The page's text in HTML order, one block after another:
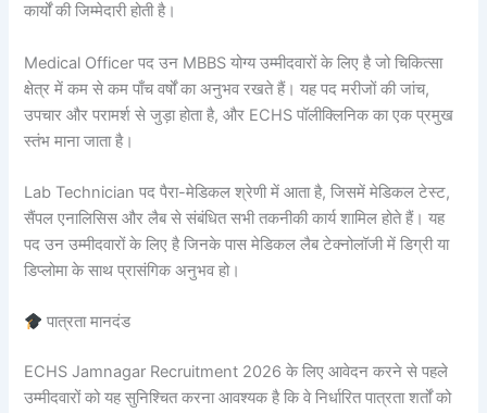
कार्यों की जिम्मेदारी होती है।
Medical Officer पद उन MBBS योग्य उम्मीदवारों के लिए है जो चिकित्सा
क्षेत्र में कम से कम पाँच वर्षों का अनुभव रखते हैं। यह पद मरीजों की जांच,
उपचार और परामर्श से जुड़ा होता है, और ECHS पॉलीक्लिनिक का एक प्रमुख
स्तंभ माना जाता है।
Lab Technician पद पैरा-मेडिकल श्रेणी में आता है, जिसमें मेडिकल टेस्ट,
सैंपल एनालिसिस और लैब से संबंधित सभी तकनीकी कार्य शामिल होते हैं। यह
पद उन उम्मीदवारों के लिए है जिनके पास मेडिकल लैब टेक्नोलॉजी में डिग्री या
डिप्लोमा के साथ प्रासंगिक अनुभव हो।
पात्रता मानदंड
ECHS Jamnagar Recruitment 2026 के लिए आवेदन करने से पहले
उम्मीदवारों को यह सुनिश्चित करना आवश्यक है कि वे निर्धारित पात्रता शर्तों को